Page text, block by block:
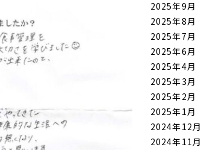
2025年9月
2025年8月
2025年7月
2025年6月
2025年4月
2025年3月
2025年2月
2025年1月
2024年12月
2024年11月